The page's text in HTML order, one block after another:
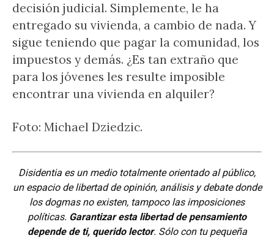
decisión judicial. Simplemente, le ha
entregado su vivienda, a cambio de nada. Y
sigue teniendo que pagar la comunidad, los
impuestos y demás. ¿Es tan extraño que
para los jóvenes les resulte imposible
encontrar una vivienda en alquiler?
Foto: Michael Dziedzic.
Disidentia es un medio totalmente orientado al público,
un espacio de libertad de opinión, análisis y debate donde
los dogmas no existen, tampoco las imposiciones
políticas. Garantizar esta libertad de pensamiento
depende de ti, querido lector. Sólo con tu pequeña